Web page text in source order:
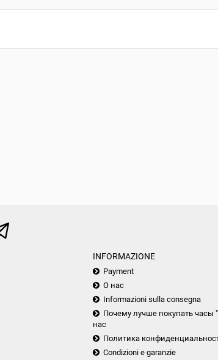
INFORMAZIONE
Payment
О нас
Informazioni sulla consegna
Почему лучше покупать часы
нас
Политика
Condizioni e garanzie